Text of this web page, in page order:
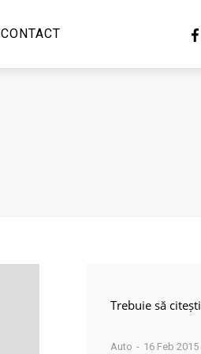
CONTACT
Trebuie să citești
Auto 16 Feb 2015